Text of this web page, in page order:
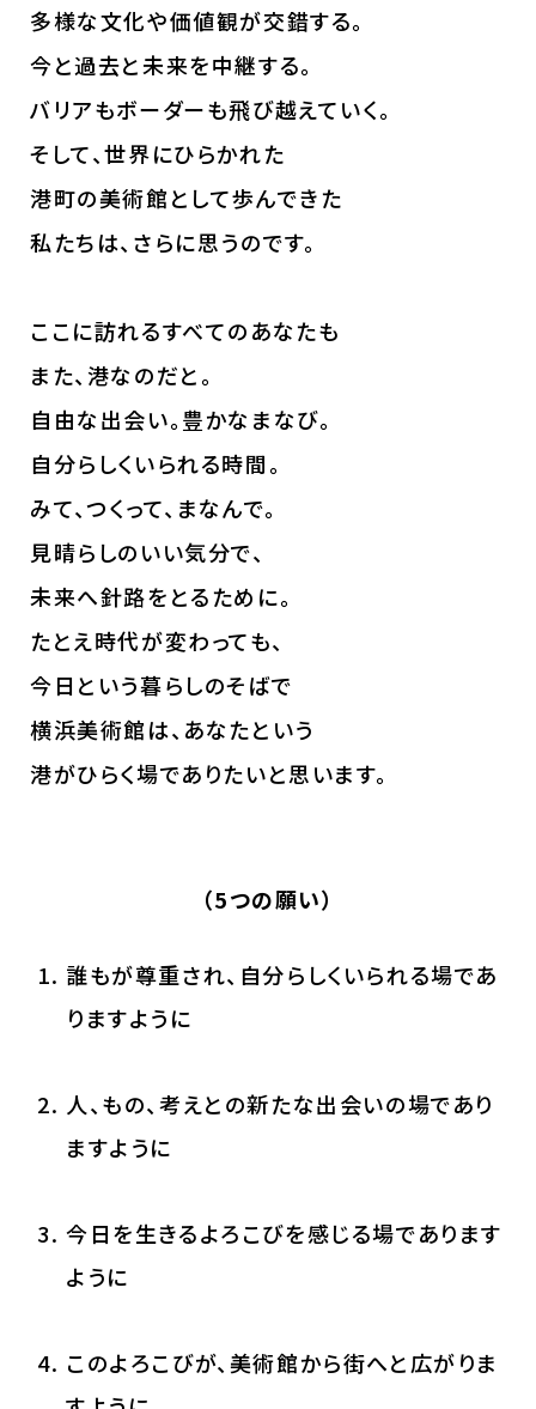
多様な文化や価値観が交錯する。
今と過去と未来を中継する。
バリアもボーダーも飛び越えていく。
そして、世界にひらかれた
港町の美術館として歩んできた
私たちは、さらに思うのです。
ここに訪れるすべてのあなたも
また、港なのだと。
自由な出会い。豊かなまなび。
自分らしくいられる時間。
みて、つくって、まなんで。
見晴らしのいい気分で、
未来へ針路をとるために。
たとえ時代が変わっても、
今日という暮らしのそばで
横浜美術館は、あなたという
港がひらく場でありたいと思います。
（5つの願い）
誰もが尊重され、自分らしくいられる場であ
りますように
人、もの、考えとの新たな出会いの場であり
ますように
今日を生きるよろこびを感じる場であります
ように
このよろこびが、美術館から街へと広がりま